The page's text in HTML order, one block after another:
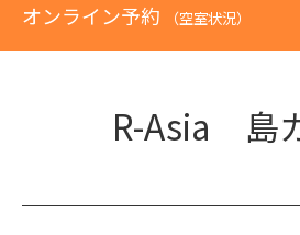
オンライン予約 （空室状況）
R-Asia 島